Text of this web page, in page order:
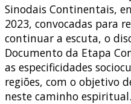
Sinodais Continentais,
2023, convocadas para
continuar a escuta, o
Documento da Etapa
as especificidades
regiões, com o objetivo
neste caminho espiritual.